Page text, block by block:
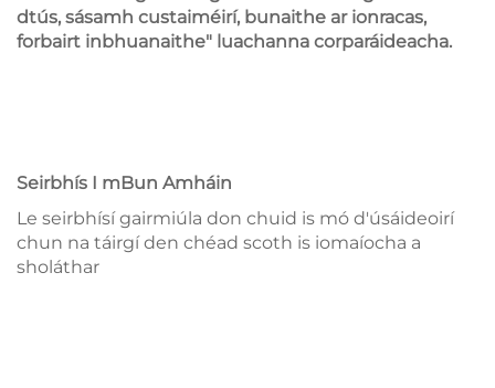
dtús, sásamh custaiméirí, bunaithe ar ionracas,
forbairt inbhuanaithe" luachanna corparáideacha.
Seirbhís I mBun Amháin
Le seirbhísí gairmiúla don chuid is mó d'úsáideoirí
chun na táirgí den chéad scoth is iomaíocha a
sholáthar